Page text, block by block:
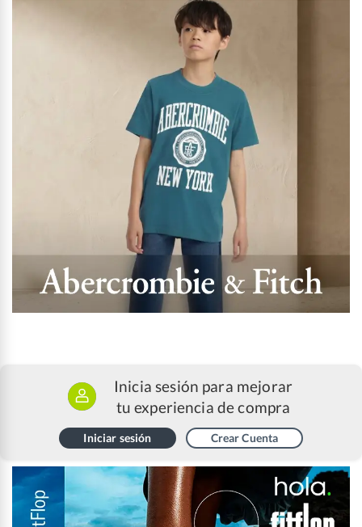
Inicia sesión para mejorar
tu experiencia de compra
Iniciar sesión Crear Cuenta